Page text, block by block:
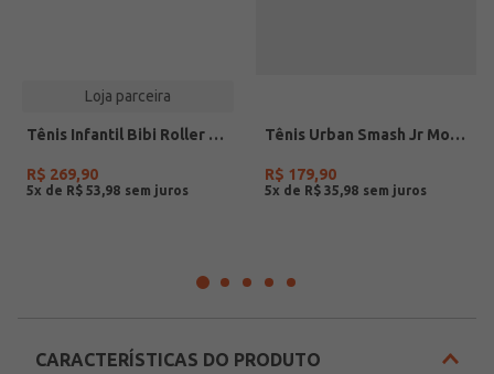
Loja parceira
Tênis Infantil Bibi Roller Celebration 3.0 LED Rosa
R$ 269,90
5x de R$ 53 98
Tênis Urban Smash Jr Mormaii Infantil Para Menino- BEGE/BRANCO
R$ 179,90
5x de R$ 35 98
CARACTERÍSTICAS DO PRODUTO